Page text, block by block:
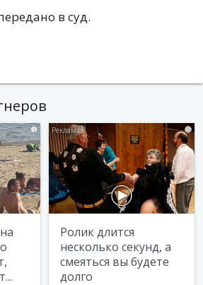
в суд.
i i
Ролик длится
несколько секунд, а
смеяться вы будете
долго